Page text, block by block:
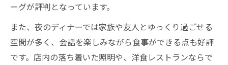
ーグが評判となっています。
また、夜のディナーでは家族や友人とゆっくり過ごせる
空間が多く、会話を楽しみながら食事ができる点も好評
です。店内の落ち着いた照明や、洋食レストランならで